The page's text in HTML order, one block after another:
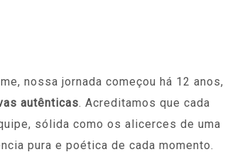
nossa jornada começou há 12 anos,
autênticas. Acreditamos que cada
sólida como os alicerces de uma
pura e poética de cada momento.